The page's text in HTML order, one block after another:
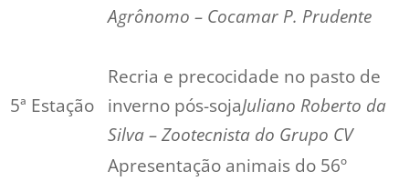
Agrônomo – Cocamar P. Prudente
5ª Estação
Recria e precocidade no pasto de
inverno pós-sojaJuliano Roberto da
Silva – Zootecnista do Grupo CV
Apresentação animais do 56º